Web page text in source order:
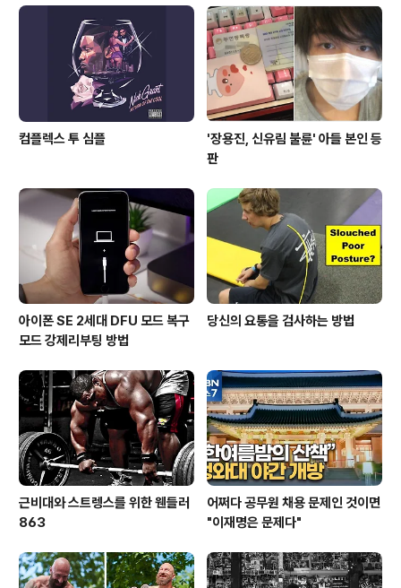
은 금일 watchOS 7 베타8과 tvOS 베타8도 배포했다. i
OS 14는 지난 6월에 애플이 소개했던 운영체제에 많은 변
화를 가져왔다. 새로운 캘린더 앱 아이콘, TV와 파일 같은..
컴플렉스 투 심플
'장용진, 신유림 불륜' 아들 본인 등
판
아이폰 SE 2세대 DFU 모드 복구
모드 강제리부팅 방법
당신의 요통을 검사하는 방법
근비대와 스트렝스를 위한 웬들러
863
어쩌다 공무원 채용 문제인 것이면
"이재명은 문제다"